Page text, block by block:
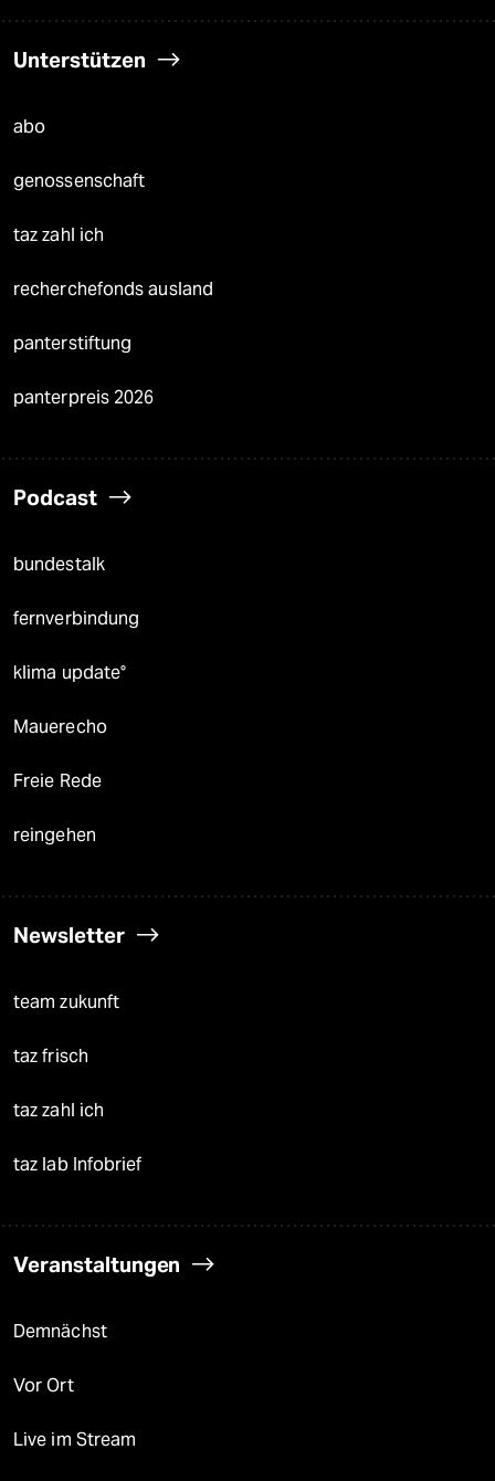
Unterstützen
abo
genossenschaft
taz zahl ich
recherchefonds ausland
panterstiftung
panterpreis 2026
Podcast
bundestalk
fernverbindung
klima update°
Mauerecho
Freie Rede
reingehen
Newsletter
team zukunft
taz frisch
taz zahl ich
taz lab Infobrief
Veranstaltungen
Demnächst
Vor Ort
Live im Stream